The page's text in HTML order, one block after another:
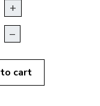
+
–
cart